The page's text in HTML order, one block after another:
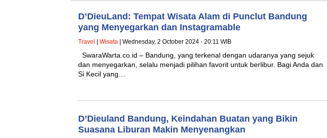
D’DieuLand: Tempat Wisata Alam di Punclut Bandung
yang Menyegarkan dan Instagramable
Travel Wisata | Wednesday, 2 October 2024 - 20:11 WIB
SwaraWarta.co.id – Bandung, yang terkenal dengan udaranya yang sejuk
dan menyegarkan, selalu menjadi pilihan favorit untuk berlibur. Bagi Anda dan
Si Kecil yang…
D’Dieuland Bandung, Keindahan Buatan yang Bikin
Suasana Liburan Makin Menyenangkan